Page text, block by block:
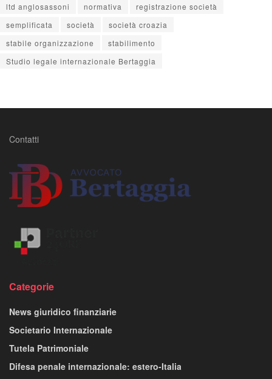
ltd anglosassoni
normativa
registrazione società
semplificata
società
società croazia
stabile organizzazione
stabilimento
Studio legale internazionale Bertaggia
Contatti
Categorie
News giuridico finanziarie
Societario Internazionale
Tutela Patrimoniale
Difesa penale internazionale: estero-Italia